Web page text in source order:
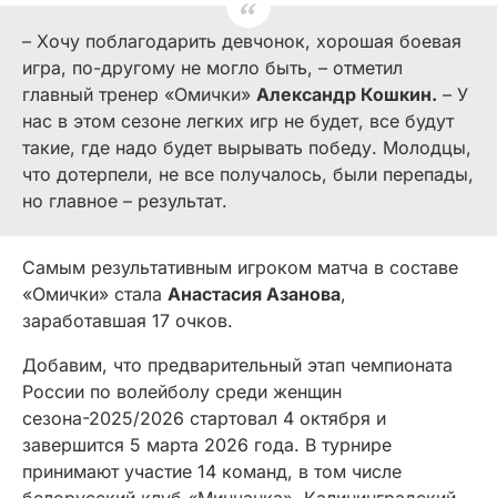
– Хочу поблагодарить девчонок, хорошая боевая
игра, по-другому не могло быть, – отметил
главный тренер «Омички» Александр Кошкин. – У
нас в этом сезоне легких игр не будет, все будут
такие, где надо будет вырывать победу. Молодцы,
что дотерпели, не все получалось, были перепады,
но главное – результат.
Самым результативным игроком матча в составе
«Омички» стала Анастасия Азанова,
заработавшая 17 очков.
Добавим, что предварительный этап чемпионата
России по волейболу среди женщин
сезона-2025/2026 стартовал 4 октября и
завершится 5 марта 2026 года. В турнире
принимают участие 14 команд, в том числе